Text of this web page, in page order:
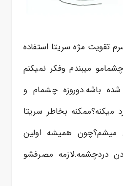
تقویت مژه سریتا استفاده
میبندم وفکر نمیکنم
باشه.دوروزه چشمام و
بخاطر سریتا
میشم؟چون همیشه اولین
دردچشمه.لازمه مصرفشو